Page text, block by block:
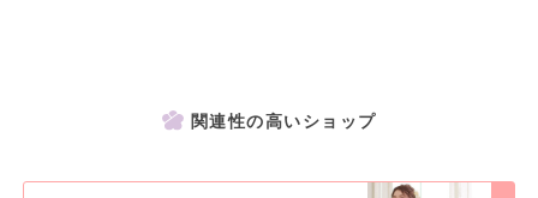
関連性の高いショップ